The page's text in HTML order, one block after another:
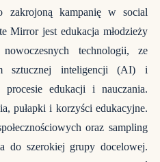
zakrojoną kampanię w social
Mirror jest edukacja młodzieży
technologii, ze
sztucznej inteligencji (AI) i
edukacji i nauczania.
pułapki i korzyści edukacyjne.
oraz sampling
do szerokiej grupy docelowej.